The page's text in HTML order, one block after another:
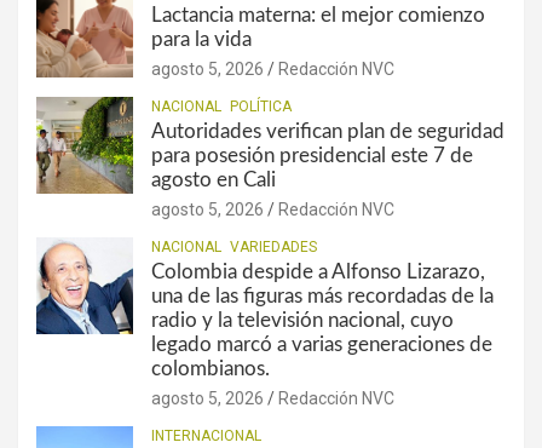
Lactancia materna: el mejor comienzo
para la vida
agosto 5, 2026 Redacción NVC
NACIONAL POLÍTICA
Autoridades verifican plan de seguridad
para posesión presidencial este 7 de
agosto en Cali
agosto 5, 2026 Redacción NVC
NACIONAL VARIEDADES
Colombia despide a Alfonso Lizarazo,
una de las figuras más recordadas de la
radio y la televisión nacional, cuyo
legado marcó a varias generaciones de
colombianos.
agosto 5, 2026 Redacción NVC
INTERNACIONAL